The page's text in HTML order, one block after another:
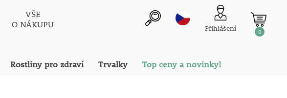
VŠE
O NÁKUPU
Přihlášení 0
Rostliny pro zdraví Trvalky Top ceny a novinky!